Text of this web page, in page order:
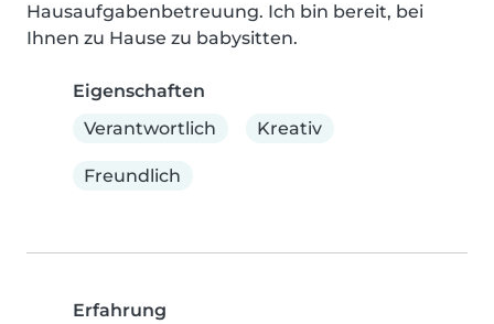
Hausaufgabenbetreuung. Ich bin bereit, bei
Ihnen zu Hause zu babysitten.
Eigenschaften
Verantwortlich
Kreativ
Freundlich
Erfahrung